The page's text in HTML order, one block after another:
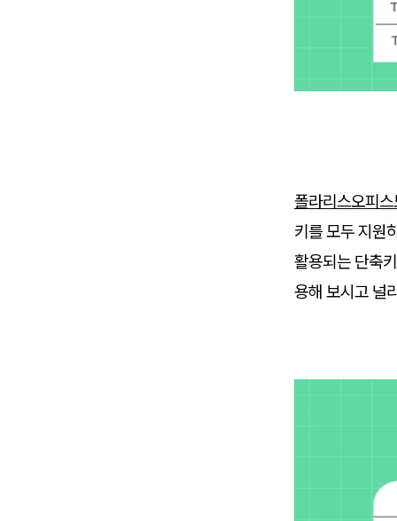
폴라리스오피
키를 모두 지원
활용되는 단축
용해 보시고 널